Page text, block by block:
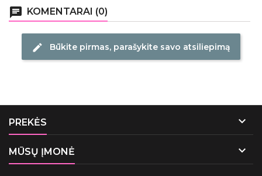
chat KOMENTARAI (0)
edit Būkite pirmas, parašykite savo atsiliepimą
PREKĖS 
MŪSŲ ĮMONĖ 